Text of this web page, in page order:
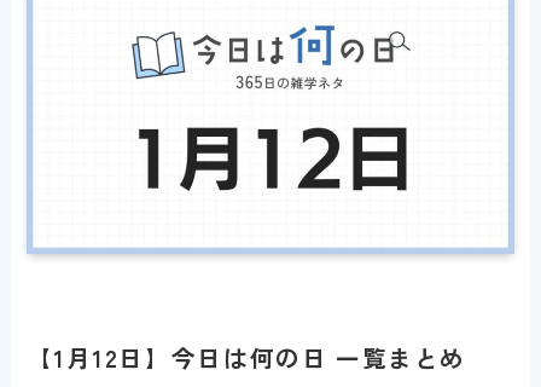
【1月12日】今日は何の日 一覧まとめ